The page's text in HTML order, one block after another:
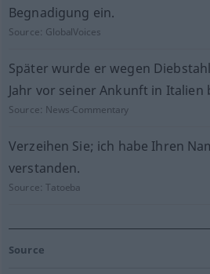
Begnadigung ein.
Source: GlobalVoices
Später wurde er wegen
Jahr vor seiner Ankunft in Italien
Source: News-Commentary
Verzeihen Sie; ich habe Ihren
verstanden.
Source:Tatoeba
Source